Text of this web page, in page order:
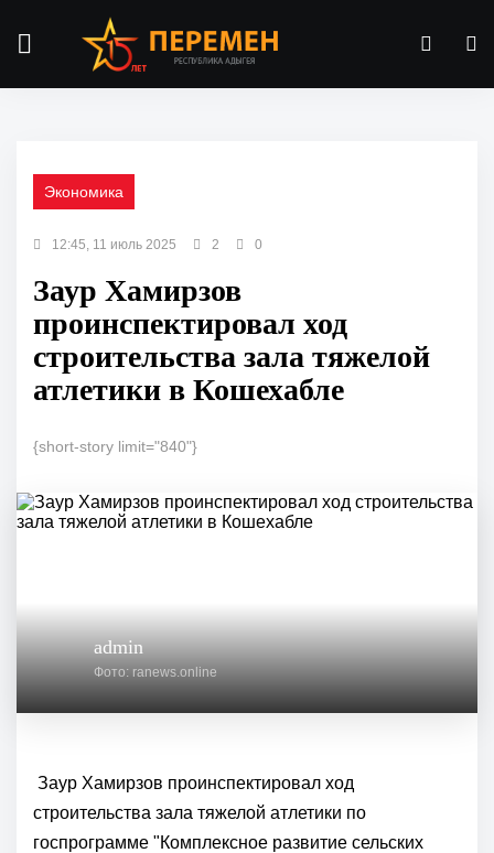
Экономика
12:45, 11 июль 2025 2 0
Заур Хамирзов
проинспектировал ход
строительства зала тяжелой
атлетики в Кошехабле
{short-story limit="840"}
admin
Фото: ranews.online
Заур Хамирзов проинспектировал ход
строительства зала тяжелой атлетики по
госпрограмме "Комплексное развитие сельских